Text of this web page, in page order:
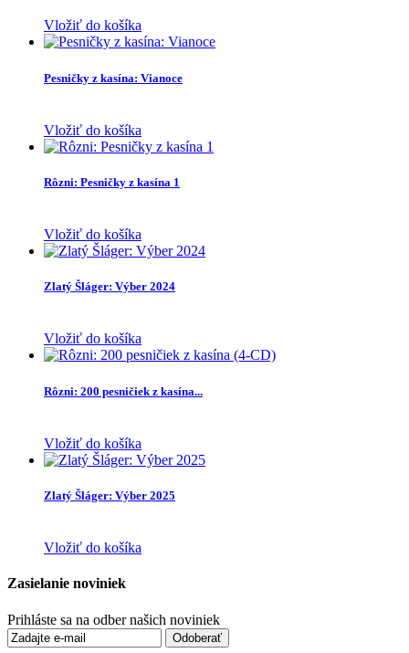
Vložiť do košíka
Pesničky z kasína: Vianoce
Vložiť do košíka
Rôzni: Pesničky z kasína 1
Vložiť do košíka
Zlatý Šláger: Výber 2024
Vložiť do košíka
Rôzni: 200 pesničiek z kasína...
Vložiť do košíka
Zlatý Šláger: Výber 2025
Vložiť do košíka
Zasielanie noviniek
Prihláste sa na odber našich noviniek
Odoberať